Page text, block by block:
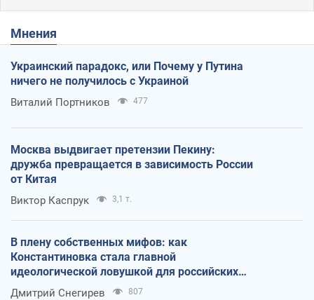
Мнения
Украинский парадокс, или Почему у Путина
ничего не получилось с Украиной
Виталий Портников 477
Москва выдвигает претензии Пекину:
дружба превращается в зависимость России
от Китая
Виктор Каспрук 3,1 т.
В плену собственных мифов: как
Константиновка стала главной
идеологической ловушкой для российских
оккупантов
Дмитрий Снегирев 807